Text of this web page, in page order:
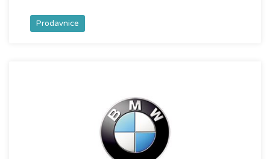
Prodavnice